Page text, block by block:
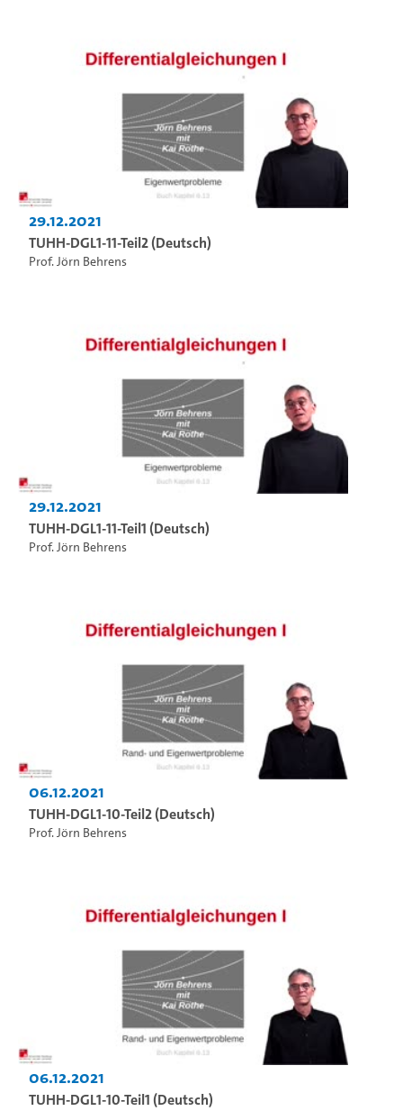
29.12.2021
TUHH-DGL1-11-Teil2 (Deutsch)
Prof. Jörn Behrens
29.12.2021
TUHH-DGL1-11-Teil1 (Deutsch)
Prof. Jörn Behrens
06.12.2021
TUHH-DGL1-10-Teil2 (Deutsch)
Prof. Jörn Behrens
06.12.2021
TUHH-DGL1-10-Teil1 (Deutsch)